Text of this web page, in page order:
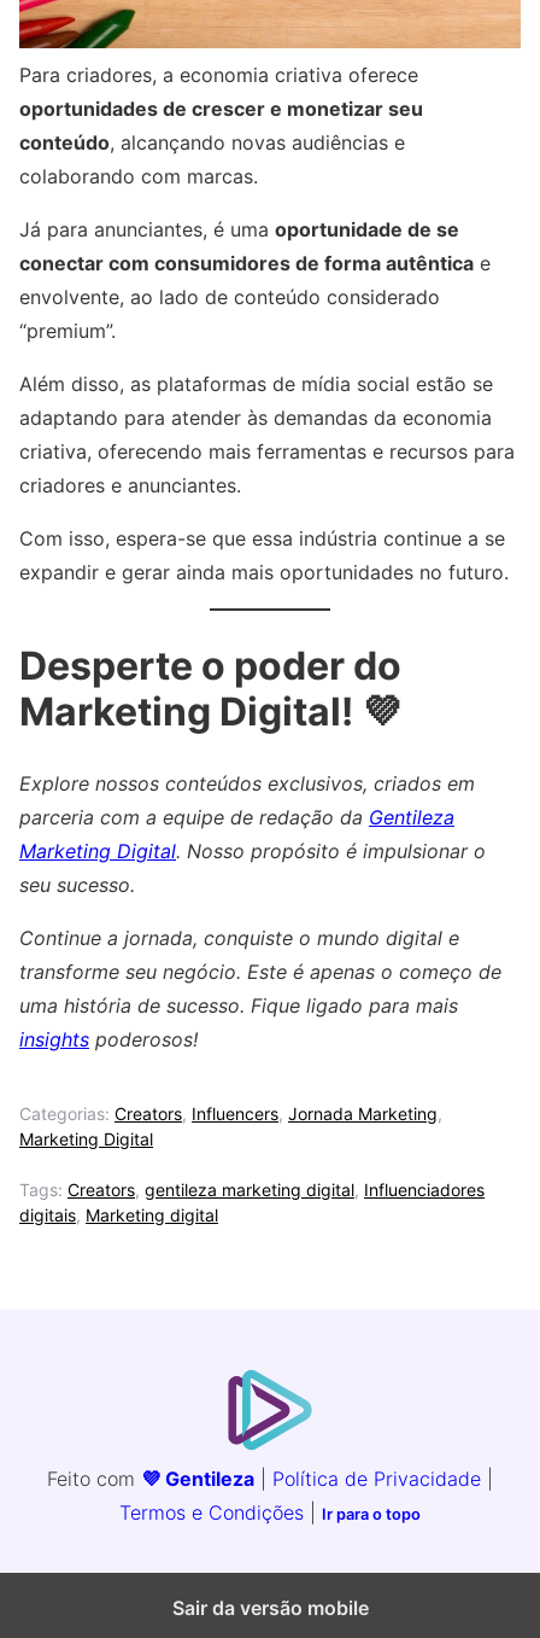
Para criadores, a economia criativa oferece
oportunidades de crescer e monetizar seu
conteúdo, alcançando novas audiências e
colaborando com marcas.
Já para anunciantes, é uma oportunidade de se
conectar com consumidores de forma autêntica e
envolvente, ao lado de conteúdo considerado
“premium”.
Além disso, as plataformas de mídia social estão se
adaptando para atender às demandas da economia
criativa, oferecendo mais ferramentas e recursos para
criadores e anunciantes.
Com isso, espera-se que essa indústria continue a se
expandir e gerar ainda mais oportunidades no futuro.
Desperte o poder do
Marketing Digital! 💜
Explore nossos conteúdos exclusivos, criados em
parceria com a equipe de redação da Gentileza
Marketing Digital. Nosso propósito é impulsionar o
seu sucesso.
Continue a jornada, conquiste o mundo digital e
transforme seu negócio. Este é apenas o começo de
uma história de sucesso. Fique ligado para mais
insights poderosos!
Categorias: Creators, Influencers, Jornada Marketing,
Marketing Digital
Tags: Creators, gentileza marketing digital, Influenciadores
digitais, Marketing digital
Feito com 💜 Gentileza Política de Privacidade
Termos e Condições
Ir para o topo
Sair da versão mobile